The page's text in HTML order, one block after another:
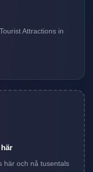
Attractions in
här och nå tusentals